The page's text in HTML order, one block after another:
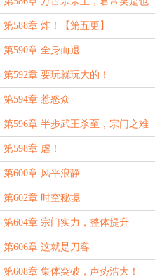
第588章 炸！【第五更】
第590章 全身而退
第592章 要玩就玩大的！
第594章 惹怒众
第596章 半步武王杀至，宗门之难
第598章 虐！
第600章 风平浪静
第602章 时空秘境
第604章 宗门实力，整体提升
第606章 这就是刀客
第608章 集体突破，声势浩大！